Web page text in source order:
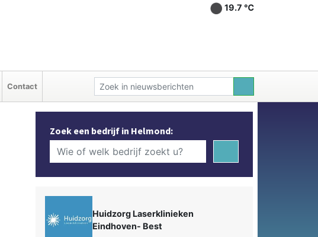
19.7 ℃
Contact
Zoek een bedrijf in Helmond:
Huidzorg Laserklinieken
Eindhoven- Best